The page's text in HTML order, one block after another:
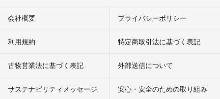
会社概要 プライバシーポリシー
利用規約 特定商取引法に基づく表記
古物営業法に基づく表記 外部送信について
サステナビリティメッセージ 安心・安全のための取り組み